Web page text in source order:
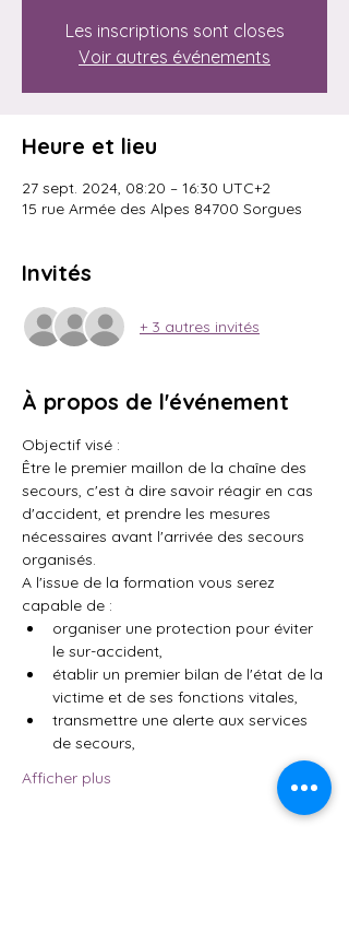
Les inscriptions sont closes
Voir autres événements
Heure et lieu
27 sept. 2024, 08:20 – 16:30 UTC+2
15 rue Armée des Alpes 84700 Sorgues
Invités
+ 3 autres invités
À propos de l'événement
Objectif visé :
Être le premier maillon de la chaîne des
secours, c'est à dire savoir réagir en cas
d'accident, et prendre les mesures
nécessaires avant l'arrivée des secours
organisés.
A l'issue de la formation vous serez
capable de :
organiser une protection pour éviter
le sur-accident,
établir un premier bilan de l'état de la
victime et de ses fonctions vitales,
transmettre une alerte aux services
de secours,
Afficher plus